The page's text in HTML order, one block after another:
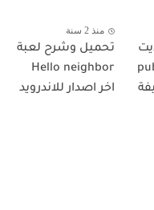
منذ 2 سنة
تحميل وشرح لعبة
Hello neighbor
اخر اصدار للاندرويد